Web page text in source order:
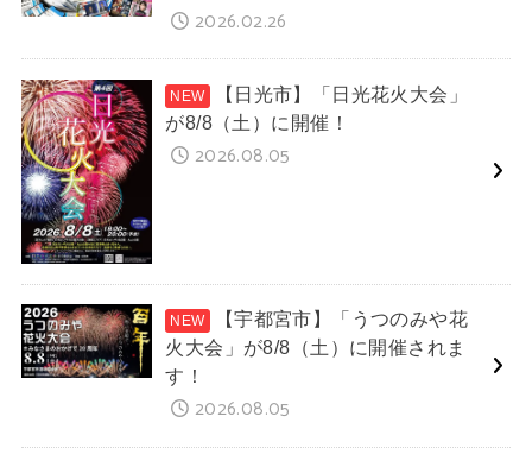
2026.02.26
【日光市】「日光花火大会」
が8/8（土）に開催！
2026.08.05
【宇都宮市】「うつのみや花
火大会」が8/8（土）に開催されま
す！
2026.08.05